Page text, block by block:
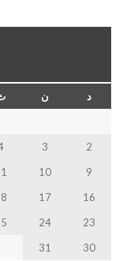
د ن
2
3
9
10
16
17
23
24
30
31